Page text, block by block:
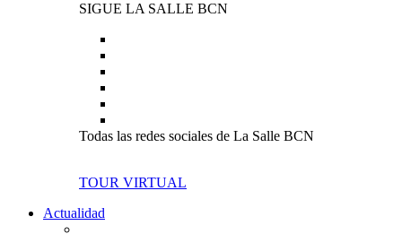
SIGUE LA SALLE BCN
Todas las redes sociales de La Salle BCN
TOUR VIRTUAL
Actualidad